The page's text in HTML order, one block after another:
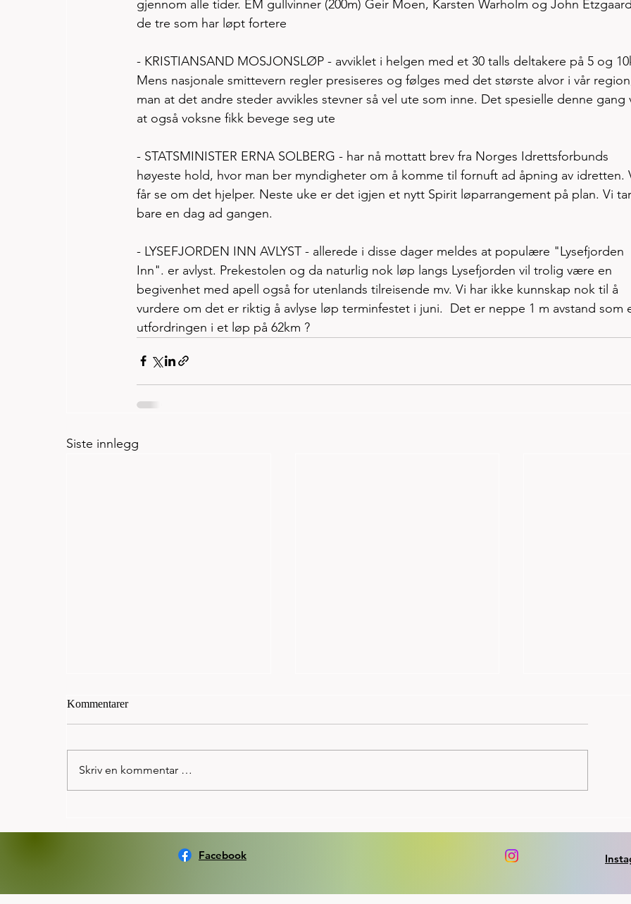
gjennom alle tider. EM gullvinner (200m) Geir Moen, Karsten Warholm og John
de tre som har løpt fortere
- KRISTIANSAND MOSJONSLØP - avviklet i helgen med et 30 talls deltakere på 5 og
Mens nasjonale smittevern regler presiseres og følges med det største alvor i vår
man at det andre steder avvikles stevner så vel ute som inne. Det spesielle denne gang
at også voksne fikk bevege seg ute
- STATSMINISTER ERNA SOLBERG - har nå mottatt brev fra Norges Idrettsforbunds
høyeste hold, hvor man ber myndigheter om å komme til fornuft ad åpning av idretten.
får se om det hjelper. Neste uke er det igjen et nytt Spirit løparrangement på plan. Vi
bare en dag ad gangen.
- LYSEFJORDEN INN AVLYST - allerede i disse dager meldes at populære "Lysefjorden
Inn". er avlyst. Prekestolen og da naturlig nok løp langs Lysefjorden vil trolig være en
begivenhet med apell også for utenlands tilreisende mv. Vi har ikke kunnskap nok til å
vurdere om det er riktig å avlyse løp terminfestet i juni.  Det er neppe 1 m avstand som
utfordringen i et løp på 62km ?
Siste innlegg
på1500m finalen
Kommentarer
Skriv en kommentar …
Facebook